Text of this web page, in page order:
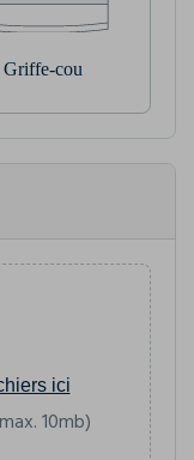
Griffe-cou
ici
10mb)